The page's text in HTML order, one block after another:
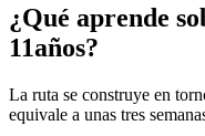
¿Qué aprende
11años?
La ruta se construye en
equivale a unas tres